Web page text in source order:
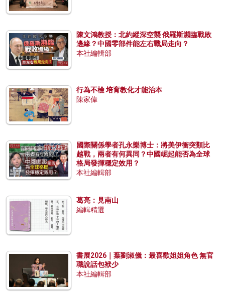
陳文鴻教授：北約縱深空襲 俄羅斯瀕臨戰敗
邊緣？中國零部件能左右戰局走向？
本社編輯部
行為不檢 培育教化才能治本
陳家偉
國際關係學者孔永樂博士：將美伊衝突類比
越戰，兩者有何異同？中國崛起能否為全球
格局發揮穩定效用？
本社編輯部
葛亮：見南山
編輯精選
書展2026｜葉劉淑儀：最喜歡姐姐角色 無官
職說話包袱少
本社編輯部